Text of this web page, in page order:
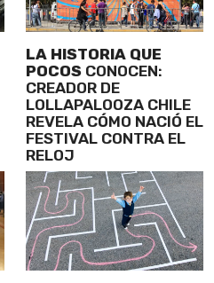
LA HISTORIA QUE
POCOS CONOCEN:
CREADOR DE
LOLLAPALOOZA CHILE
REVELA CÓMO NACIÓ EL
FESTIVAL CONTRA EL
RELOJ